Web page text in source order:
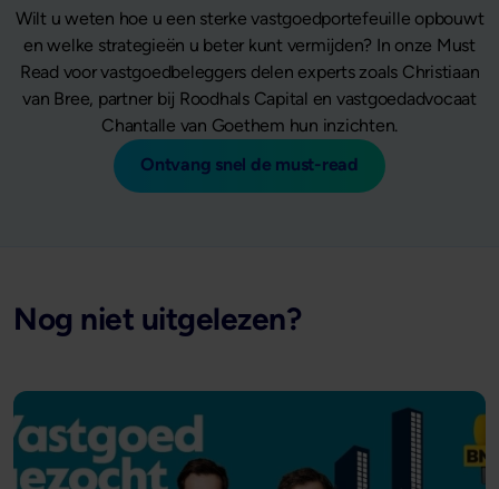
Wilt u weten hoe u een sterke vastgoedportefeuille opbouwt
en welke strategieën u beter kunt vermijden? In onze Must
Read voor vastgoedbeleggers delen experts zoals Christiaan
van Bree, partner bij Roodhals Capital en vastgoedadvocaat
Chantalle van Goethem hun inzichten.
Ontvang snel de must-read
Nog niet uitgelezen?